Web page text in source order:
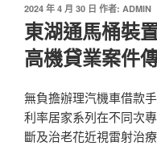
發
佈
於
2024 年 4 月 30 日 作者: ADMIN
東湖通馬桶裝
高機貸業案件
無負擔辦理汽機車借款
利率居家系列在不同次
斷及治老花近視雷射治